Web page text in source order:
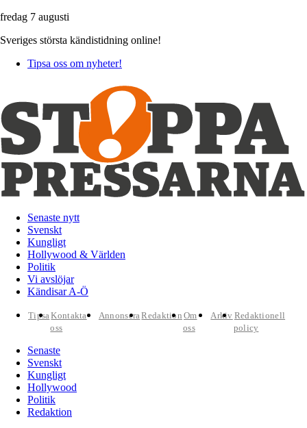
fredag 7 augusti
Sveriges största kändistidning online!
Tipsa oss om nyheter!
Senaste nytt
Svenskt
Kungligt
Hollywood & Världen
Politik
Vi avslöjar
Kändisar A-Ö
TipsaKontakta
oss
AnnonseraRedaktion Om
oss
Arkiv Redaktionell
policy
Senaste
Svenskt
Kungligt
Hollywood
Politik
Redaktion